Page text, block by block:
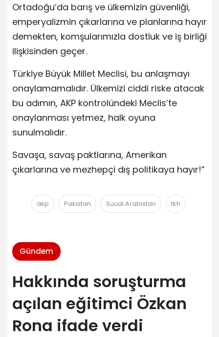
Ortadoğu’da barış ve ülkemizin güvenliği,
emperyalizmin çıkarlarına ve planlarına hayır
demekten, komşularımızla dostluk ve iş birliği
ilişkisinden geçer.
Türkiye Büyük Millet Meclisi, bu anlaşmayı
onaylamamalıdır. Ülkemizi ciddi riske atacak
bu adımın, AKP kontrolündeki Meclis’te
onaylanması yetmez, halk oyuna
sunulmalıdır.
Savaşa, savaş paktlarına, Amerikan
çıkarlarına ve mezhepçi dış politikaya hayır!”
akp Pakistan Suudi Arabistan tkh
Gündem
Hakkında soruşturma
açılan eğitimci Özkan
Rona ifade verdi